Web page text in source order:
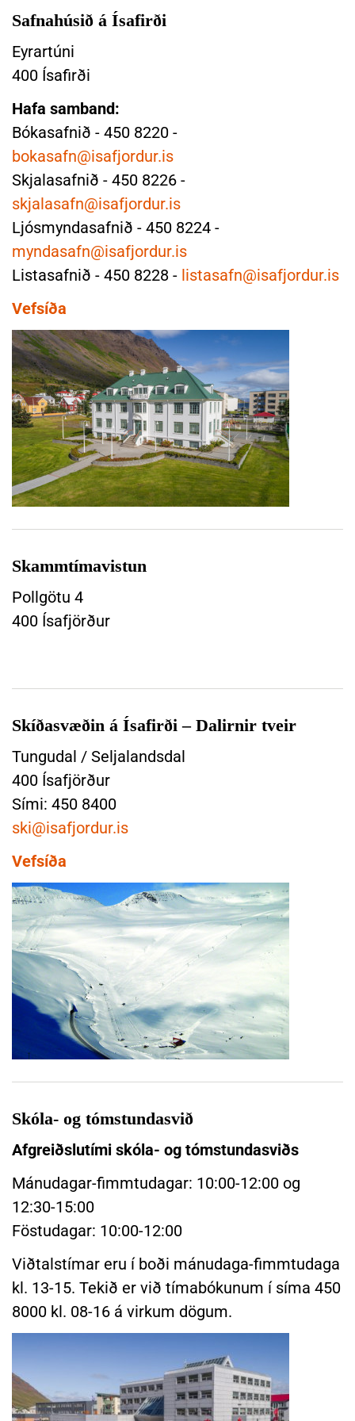
r
æ
r
á
n
a
Safnahúsið á Ísafirði
Eyrartúni
400 Ísafirði
Hafa samband:
Bókasafnið - 450 8220 -
bokasafn@isafjordur.is
Skjalasafnið - 450 8226 -
skjalasafn@isafjordur.is
Ljósmyndasafnið - 450 8224 -
myndasafn@isafjordur.is
Listasafnið - 450 8228 - listasafn@isafjordur.is
Vefsíða
k
o
ð
a
a
f
a
h
ú
s
ð
á
s
a
i
r
ð
i
n
á
n
a
r
Skammtímavistun
Pollgötu 4
400 Ísafjörður
Skíðasvæðin á Ísafirði – Dalirnir tveir
Tungudal / Seljalandsdal
400 Ísafjörður
Sími: 450 8400
ski@isafjordur.is
Vefsíða
k
o
ð
a
k
í
a
s
v
æ
ð
n
á
a
f
r
i
D
a
l
r
n
i
e
i
Skóla- og tómstundasvið
Afgreiðslutími skóla- og tómstundasviðs
Mánudagar-fimmtudagar: 10:00-12:00 og
12:30-15:00
Föstudagar: 10:00-12:00
Viðtalstímar eru í boði mánudaga-fimmtudaga
kl. 13-15. Tekið er við tímabókunum í síma 450
8000 kl. 08-16 á virkum dögum.
k
o
ð
S
k
ó
a
-
g
t
m
s
t